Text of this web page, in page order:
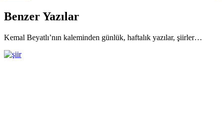
Benzer Yazılar
Kemal Beyatlı’nın kaleminden günlük, haftalık yazılar, şiirler…